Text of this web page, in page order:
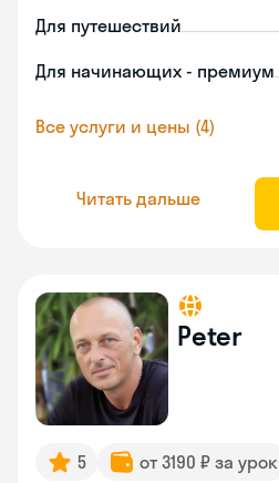
Для путешествий
Для начинающих - премиум
Все услуги и цены (4)
Читать дальше
Peter
5 от 3190 ₽ за урок